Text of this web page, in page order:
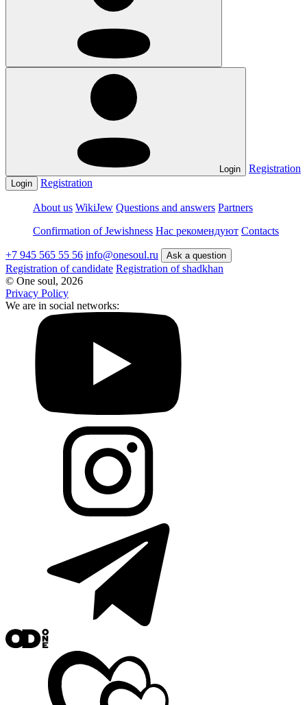
Login Registration
Login Registration
About us WikiJew Questions and answers Partners
Confirmation of Jewishness Нас рекомендуют Contacts
+7 945 565 55 56 info@onesoul.ru Аsk a question
Registration of candidate Registration of shadkhan
© One soul, 2026
Privacy Policy
We are in social networks: